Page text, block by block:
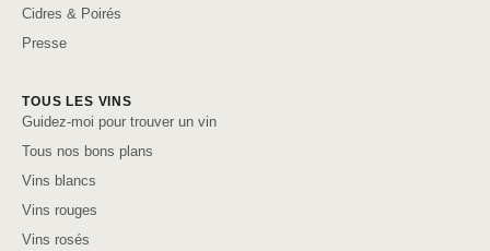
Cidres & Poirés
Presse
TOUS LES VINS
Guidez-moi pour trouver un vin
Tous nos bons plans
Vins blancs
Vins rouges
Vins rosés